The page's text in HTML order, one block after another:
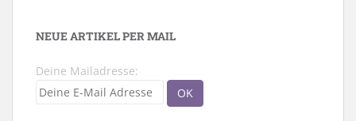
NEUE ARTIKEL PER MAIL
Deine Mailadresse: